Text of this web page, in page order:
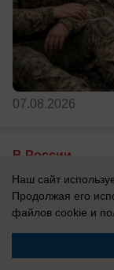
07.08.2026
В России
«Там, где
оказывает
сделал
Наш сайт
Продолжая его
файлов cookie и